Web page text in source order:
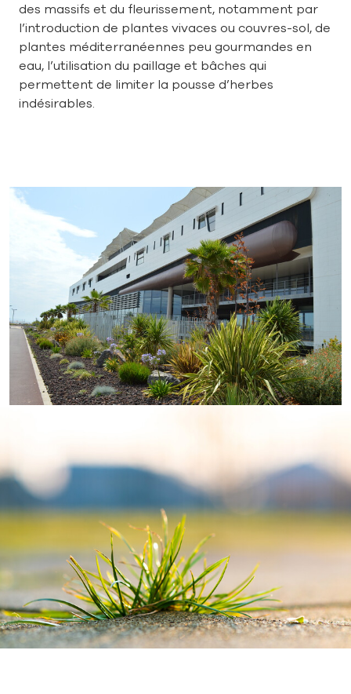
des massifs et du fleurissement, notamment par
l’introduction de plantes vivaces ou couvres-sol, de
plantes méditerranéennes peu gourmandes en
eau, l’utilisation du paillage et bâches qui
permettent de limiter la pousse d’herbes
indésirables.